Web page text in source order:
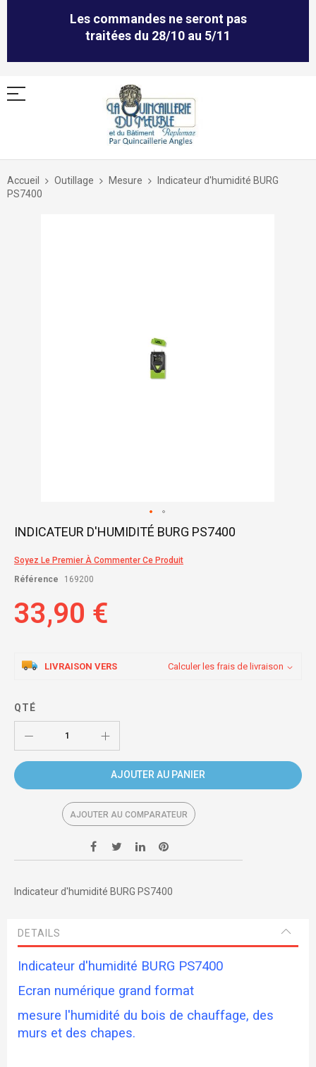
Les commandes ne seront pas
traitées du 28/10 au 5/11
Allez
contenu
Accueil Outillage Mesure
Indicateur d'humidité BURG
PS7400
Skip
beginning
of
gallery
INDICATEUR D'HUMIDITÉ BURG PS7400
Soyez Le Premier À Commenter Ce Produit
Référence
169200
33,90 €
LIVRAISON VERS Calculer les frais de livraison
QTÉ
AJOUTER AU PANIER
AJOUTER AU COMPARATEUR
Indicateur d'humidité BURG PS7400
DETAILS
Indicateur d'humidité BURG PS7400
Ecran numérique grand format
mesure l'humidité du bois de chauffage, des
murs et des chapes.